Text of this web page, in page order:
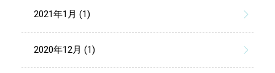
2021年1月 (1)
2020年12月 (1)